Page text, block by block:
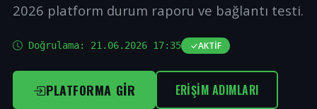
2026 platform durum raporu ve bağlantı testi.
Doğrulama: 21.06.2026 17:35 AKTIF
PLATFORMA GIR ERIŞIM ADIMLARI